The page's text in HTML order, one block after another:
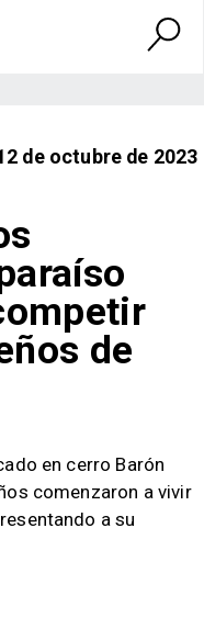
de octubre de 2023
de
en cerro Barón
comenzaron a vivir
a su